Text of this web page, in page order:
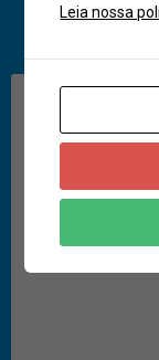
Leia nossa